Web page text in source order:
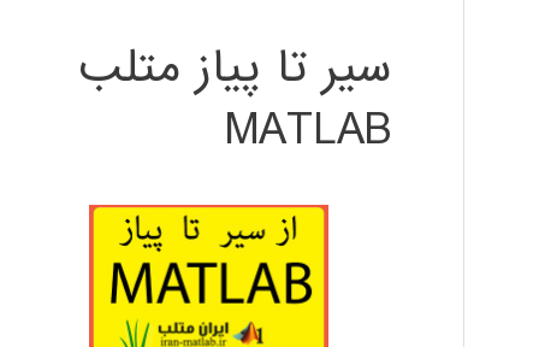
سیر تا پیاز متلب
MATLAB